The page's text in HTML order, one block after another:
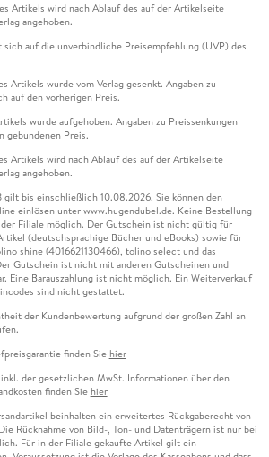
Artikels wird nach Ablauf des auf der Artikelseite
angehoben.
auf die unverbindliche Preisempfehlung (UVP) des
Artikels wurde vom Verlag gesenkt. Angaben zu
auf den vorherigen Preis.
wurde aufgehoben. Angaben zu Preissenkungen
gebundenen Preis.
Artikels wird nach Ablauf des auf der Artikelseite
angehoben.
gilt bis einschließlich 10.08.2026. Sie können den
einlösen unter www.hugendubel.de. Keine Bestellung
Filiale möglich. Der Gutschein ist nicht gültig für
(deutschsprachige Bücher und eBooks) sowie für
shine (4016621130466), tolino select und das
Gutschein ist nicht mit anderen Gutscheinen und
Eine Barauszahlung ist nicht möglich. Ein Weiterverkauf
sind nicht gestattet.
der Kundenbewertung aufgrund der großen Zahl an
finden Sie hier
der gesetzlichen MwSt. Informationen über den
finden Sie hier
beinhalten ein erweitertes Rückgaberecht von
Rücknahme von Bild-, Ton- und Datenträgern ist nur bei
Für in der Filiale gekaufte Artikel gilt ein